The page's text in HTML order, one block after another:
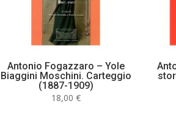
Antonio Fogazzaro – Yole
Biaggini Moschini. Carteggio
(1887-1909)
18,00 €